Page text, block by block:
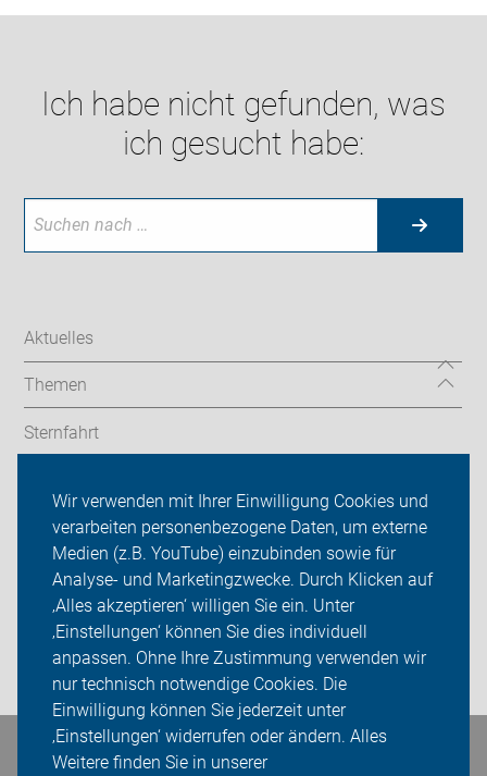
Wir verwenden mit Ihrer Einwilligung Cookies und
verarbeiten personenbezogene Daten, um externe
Medien (z.B. YouTube) einzubinden sowie für
Analyse- und Marketingzwecke. Durch Klicken auf
‚Alles akzeptieren‘ willigen Sie ein. Unter
‚Einstellungen‘ können Sie dies individuell
anpassen. Ohne Ihre Zustimmung verwenden wir
nur technisch notwendige Cookies. Die
Einwilligung können Sie jederzeit unter
‚Einstellungen‘ widerrufen oder ändern. Alles
Weitere finden Sie in unserer
Ich habe nicht gefunden, was
ich gesucht habe:
Aktuelles
Themen
Sternfahrt
ADFC Berlin
Sei dabei
Presse
Login
Bleiben Sie in Kontakt